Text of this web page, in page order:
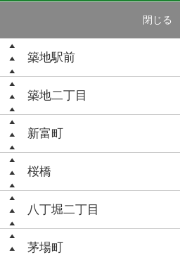
閉じる
築地駅前
築地二丁目
新富町
桜橋
八丁堀二丁目
茅場町